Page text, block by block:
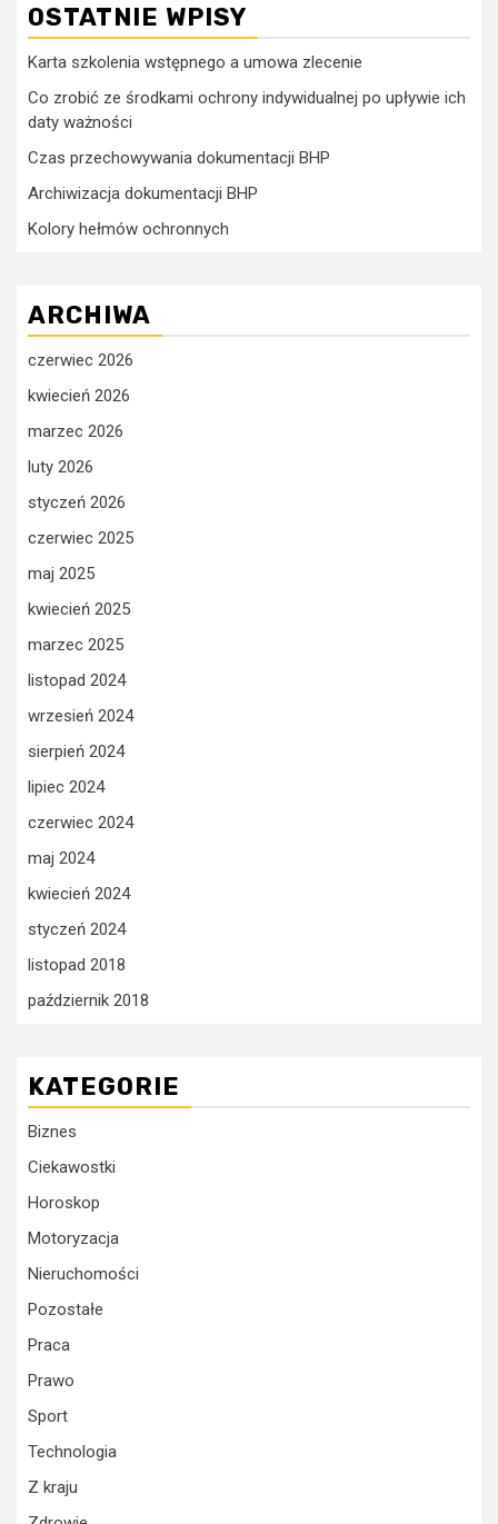
OSTATNIE WPISY
Karta szkolenia wstępnego a umowa zlecenie
Co zrobić ze środkami ochrony indywidualnej po upływie ich
daty ważności
Czas przechowywania dokumentacji BHP
Archiwizacja dokumentacji BHP
Kolory hełmów ochronnych
ARCHIWA
czerwiec 2026
kwiecień 2026
marzec 2026
luty 2026
styczeń 2026
czerwiec 2025
maj 2025
kwiecień 2025
marzec 2025
listopad 2024
wrzesień 2024
sierpień 2024
lipiec 2024
czerwiec 2024
maj 2024
kwiecień 2024
styczeń 2024
listopad 2018
październik 2018
KATEGORIE
Biznes
Ciekawostki
Horoskop
Motoryzacja
Nieruchomości
Pozostałe
Praca
Prawo
Sport
Technologia
Z kraju